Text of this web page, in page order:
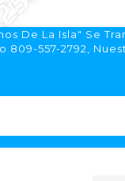
De La Isla" Se
557-2792,